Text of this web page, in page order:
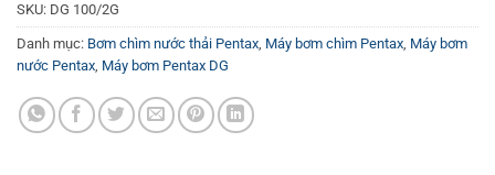
SKU: DG 100/2G
Danh mục: Bơm chìm nước thải Pentax, Máy bơm chìm Pentax, Máy bơm
nước Pentax, Máy bơm Pentax DG